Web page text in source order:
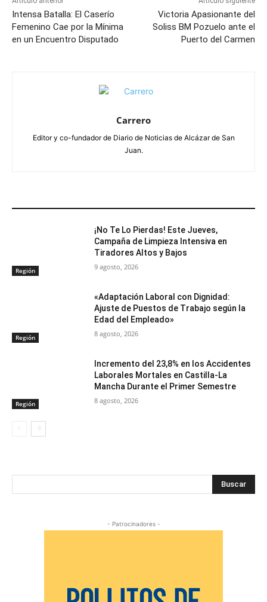
Intensa Batalla: El Caserío
Femenino Cae por la Mínima
en un Encuentro Disputado
Victoria Apasionante del
Soliss BM Pozuelo ante el
Puerto del Carmen
Carrero
Editor y co-fundador de Diario de Noticias de Alcázar de San
Juan.
Región
¡No Te Lo Pierdas! Este Jueves,
Campaña de Limpieza Intensiva en
Tiradores Altos y Bajos
9 agosto, 2026
Región
«Adaptación Laboral con Dignidad:
Ajuste de Puestos de Trabajo según la
Edad del Empleado»
8 agosto, 2026
Región
Incremento del 23,8% en los Accidentes
Laborales Mortales en Castilla-La
Mancha Durante el Primer Semestre
8 agosto, 2026
Buscar
- Patrocinadores -